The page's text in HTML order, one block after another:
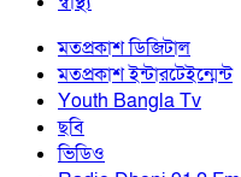
মতপ্রকাশ ডিজিটাল
মতপ্রকাশ ইন্টারটেইন্মেন্ট
Youth Bangla Tv
ছবি
ভিডিও